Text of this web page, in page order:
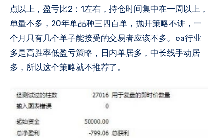
点以上，盈亏比2：1左右，持仓时间集中在一周以上，
单量不多，20年单品种三四百单，抛开策略不讲，一
个月只有几个单子能接受的交易者应该不多​。ea行业
多是高胜率低盈亏策略，日内单居多，中长线手动居
多，所以这个策略就不推荐了​。